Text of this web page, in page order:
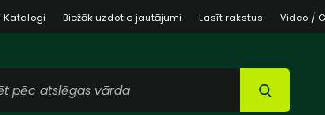
Katalogi Biežāk uzdotie jautājumi Lasīt rakstus Video /